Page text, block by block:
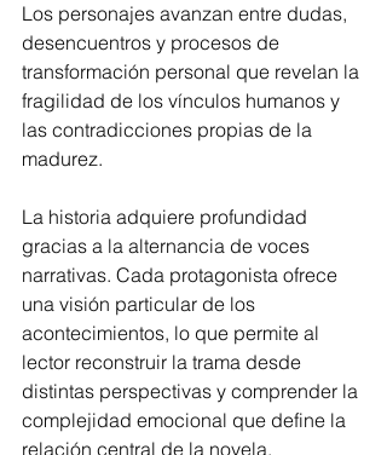
Los personajes avanzan entre dudas,
desencuentros y procesos de
transformación personal que revelan la
fragilidad de los vínculos humanos y
las contradicciones propias de la
madurez.
La historia adquiere profundidad
gracias a la alternancia de voces
narrativas. Cada protagonista ofrece
una visión particular de los
acontecimientos, lo que permite al
lector reconstruir la trama desde
distintas perspectivas y comprender la
complejidad emocional que define la
relación central de la novela.